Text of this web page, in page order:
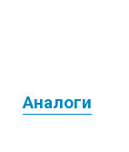
Аналоги